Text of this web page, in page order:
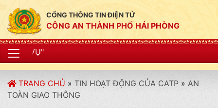
CỔNG THÔNG TIN ĐIỆN TỬ
CÔNG AN THÀNH PHỐ HẢI PHÒNG
TRANG CHỦ » TIN HOẠT ĐỘNG CỦA CATP » AN
TOÀN GIAO THÔNG